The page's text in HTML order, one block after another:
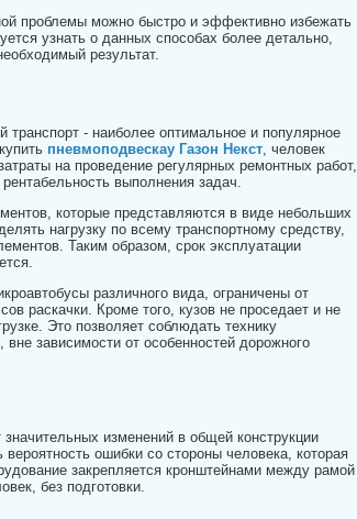
проблемы можно быстро и эффективно избежать
узнать о данных способах более детально,
результат.
транспорт - наиболее оптимальное и популярное
пневмоподвескау Газон Некст, человек
на проведение регулярных ремонтных работ,
выполнения задач.
которые представляются в виде небольших
нагрузку по всему транспортному средству,
Таким образом, срок эксплуатации
различного вида, ограничены от
раскачки. Кроме того, кузов не проседает и не
Это позволяет соблюдать технику
зависимости от особенностей дорожного
изменений в общей конструкции
ошибки со стороны человека, которая
закрепляется кронштейнами между рамой
без подготовки.